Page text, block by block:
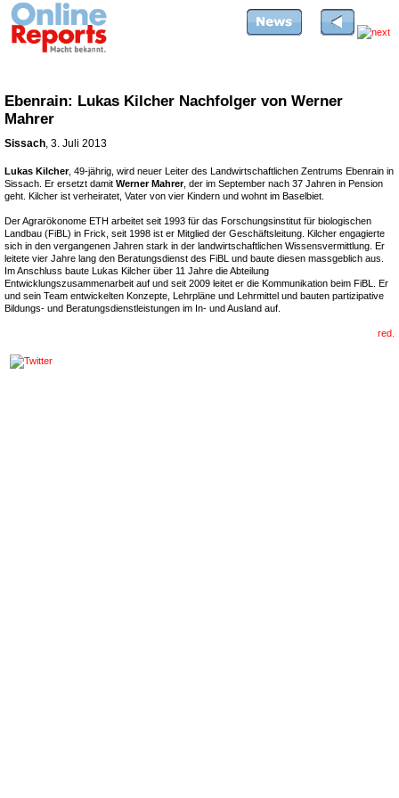
Ebenrain: Lukas Kilcher Nachfolger von Werner
Mahrer
Sissach, 3. Juli 2013
Lukas Kilcher, 49-jährig, wird neuer Leiter des Landwirtschaftlichen Zentrums Ebenrain in
Sissach. Er ersetzt damit Werner Mahrer, der im September nach 37 Jahren in Pension
geht. Kilcher ist verheiratet, Vater von vier Kindern und wohnt im Baselbiet.
Der Agrarökonome ETH arbeitet seit 1993 für das Forschungsinstitut für biologischen
Landbau (FiBL) in Frick, seit 1998 ist er Mitglied der Geschäftsleitung. Kilcher engagierte
sich in den vergangenen Jahren stark in der landwirtschaftlichen Wissensvermittlung. Er
leitete vier Jahre lang den Beratungsdienst des FiBL und baute diesen massgeblich aus.
Im Anschluss baute Lukas Kilcher über 11 Jahre die Abteilung
Entwicklungszusammenarbeit auf und seit 2009 leitet er die Kommunikation beim FiBL. Er
und sein Team entwickelten Konzepte, Lehrpläne und Lehrmittel und bauten partizipative
Bildungs- und Beratungsdienstleistungen im In- und Ausland auf.
red.